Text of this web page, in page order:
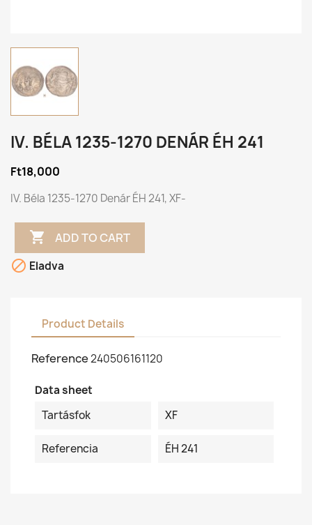
IV. BÉLA 1235-1270 DENÁR ÉH 241
Ft18,000
IV. Béla 1235-1270 Denár ÉH 241, XF-
 ADD TO CART
 Eladva
Product Details
Reference240506161120
Data sheet
Tartásfok
XF
Referencia ÉH 241